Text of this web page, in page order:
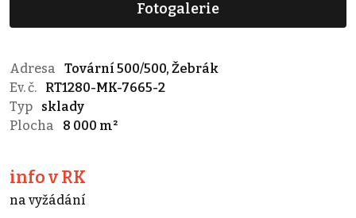
Fotogalerie
Adresa
Tovární 500/500, Žebrák
Ev. č.
RT1280-MK-7665-2
Typ
sklady
Plocha
8 000 m²
info v RK
na vyžádání